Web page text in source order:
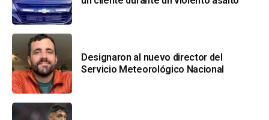
Designaron al nuevo director del
Servicio Meteorológico Nacional